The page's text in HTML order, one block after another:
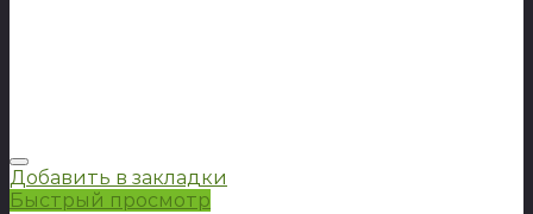
Добавить в закладки
Быстрый просмотр